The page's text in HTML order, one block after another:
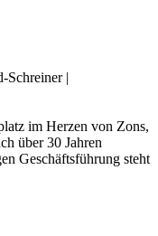
Schreiner |
im Herzen von Zons,
über 30 Jahren
Geschäftsführung steht